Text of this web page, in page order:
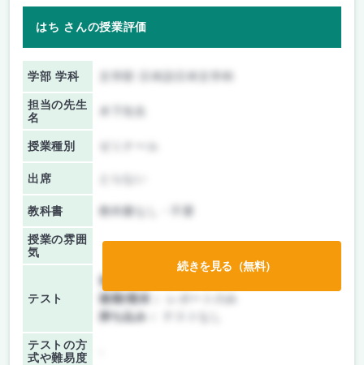
はち さんの授業評価
学部 学科
担当の先生
名
授業種別
出席
教科書 教科書なし・不要
授業の雰囲
気
テスト
前期/中間：
後期/期末：
持ち込み：
テストの方
式や難易度
続きを見る（無料）